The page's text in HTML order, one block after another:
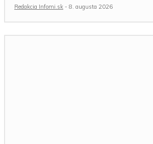
Redakcia Infomi.sk - 8. augusta 2026